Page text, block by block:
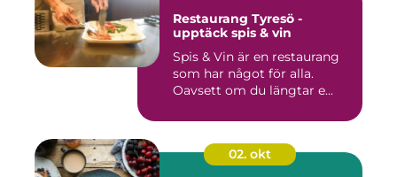
Restaurang Tyresö -
upptäck spis & vin
Spis & Vin är en restaurang
som har något för alla.
Oavsett om du längtar e...
02. okt